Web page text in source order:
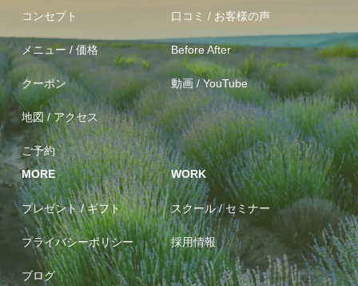
コンセプト
メニュー / 価格
クーポン
地図 / アクセス
ご予約
口コミ / お客様の声
Before After
動画 / YouTube
MORE
プレゼント / ギフト
プライバシーポリシー
ブログ
WORK
スクール / セミナー
採用情報